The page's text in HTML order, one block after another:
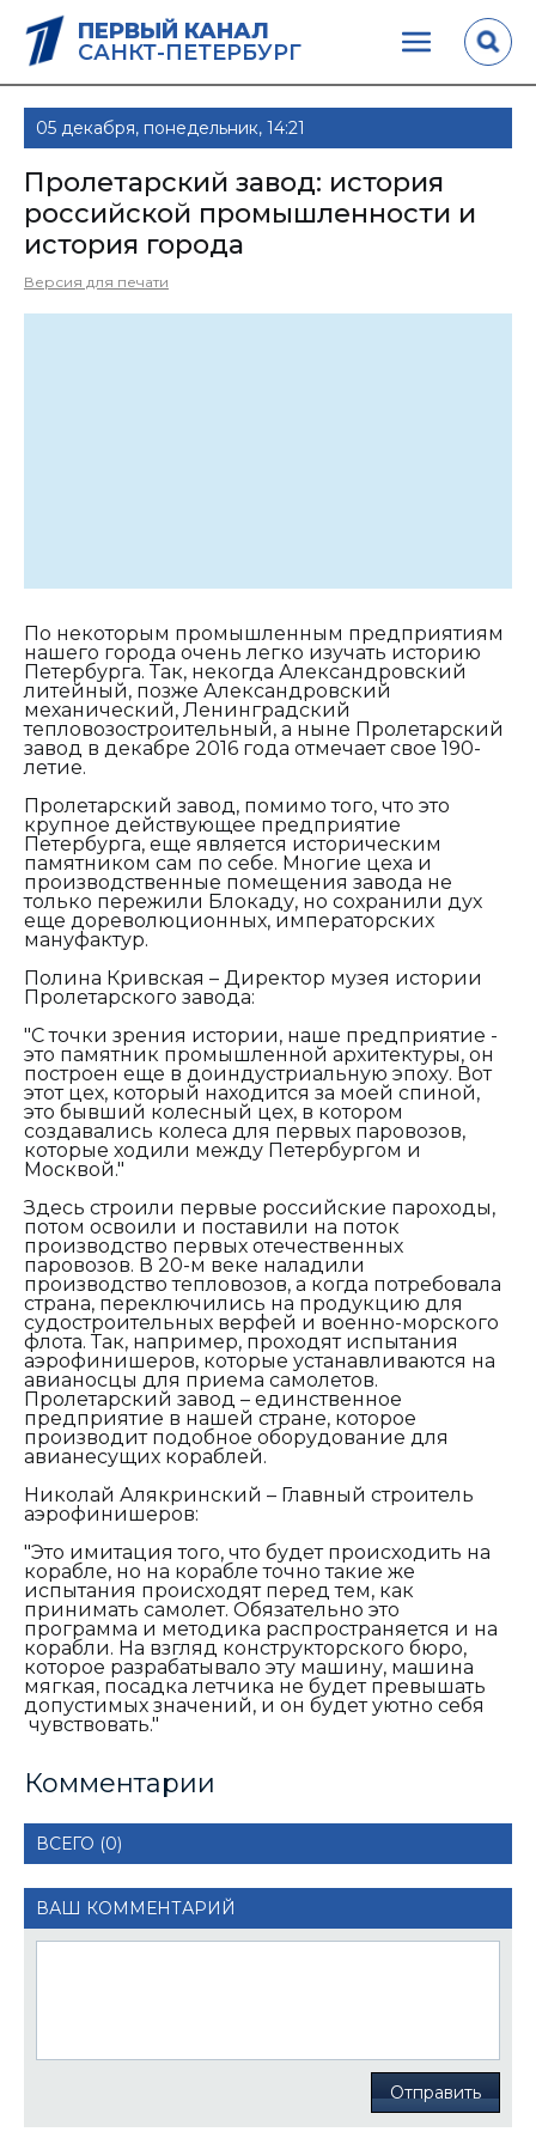
ПЕРВЫЙ КАНАЛ
САНКТ-ПЕТЕРБУРГ
05 декабря, понедельник, 14:21
Пролетарский завод: история
российской промышленности и
история города
Версия для печати
По некоторым промышленным предприятиям
нашего города очень легко изучать историю
Петербурга. Так, некогда Александровский
литейный, позже Александровский
механический, Ленинградский
тепловозостроительный, а ныне Пролетарский
завод в декабре 2016 года отмечает свое 190-
летие.
Пролетарский завод, помимо того, что это
крупное действующее предприятие
Петербурга, еще является историческим
памятником сам по себе. Многие цеха и
производственные помещения завода не
только пережили Блокаду, но сохранили дух
еще дореволюционных, императорских
мануфактур.
Полина Кривская – Директор музея истории
Пролетарского завода:
"С точки зрения истории, наше предприятие -
это памятник промышленной архитектуры, он
построен еще в доиндустриальную эпоху. Вот
этот цех, который находится за моей спиной,
это бывший колесный цех, в котором
создавались колеса для первых паровозов,
которые ходили между Петербургом и
Москвой."
Здесь строили первые российские пароходы,
потом освоили и поставили на поток
производство первых отечественных
паровозов. В 20-м веке наладили
производство тепловозов, а когда потребовала
страна, переключились на продукцию для
судостроительных верфей и военно-морского
флота. Так, например, проходят испытания
аэрофинишеров, которые устанавливаются на
авианосцы для приема самолетов.
Пролетарский завод – единственное
предприятие в нашей стране, которое
производит подобное оборудование для
авианесущих кораблей.
Николай Алякринский – Главный строитель
аэрофинишеров:
"Это имитация того, что будет происходить на
корабле, но на корабле точно такие же
испытания происходят перед тем, как
принимать самолет. Обязательно это
программа и методика распространяется и на
корабли. На взгляд конструкторского бюро,
которое разрабатывало эту машину, машина
мягкая, посадка летчика не будет превышать
допустимых значений, и он будет уютно себя
чувствовать."
Комментарии
ВСЕГО (0)
ВАШ КОММЕНТАРИЙ
Отправить